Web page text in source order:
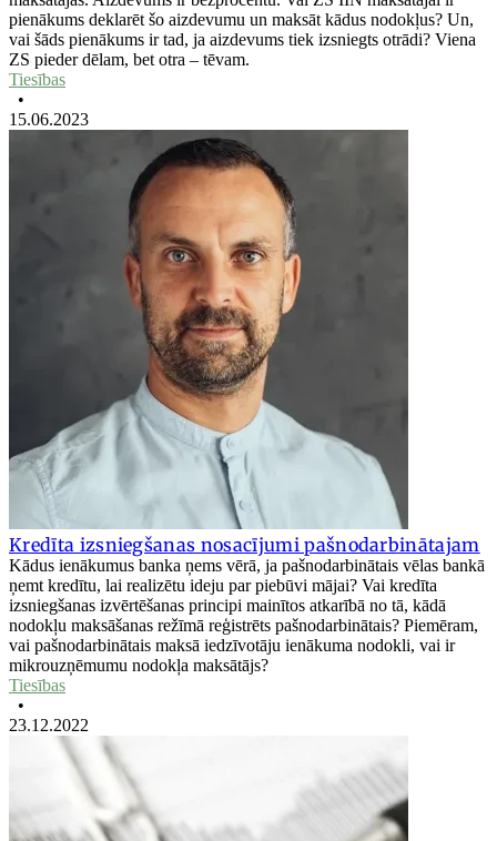
pienākums deklarēt šo aizdevumu un maksāt kādus nodokļus? Un,
vai šāds pienākums ir tad, ja aizdevums tiek izsniegts otrādi? Viena
ZS pieder dēlam, bet otra – tēvam.
Tiesības
•
15.06.2023
Kredīta izsniegšanas nosacījumi pašnodarbinātajam
Kādus ienākumus banka ņems vērā, ja pašnodarbinātais vēlas bankā
ņemt kredītu, lai realizētu ideju par piebūvi mājai? Vai kredīta
izsniegšanas izvērtēšanas principi mainītos atkarībā no tā, kādā
nodokļu maksāšanas režīmā reģistrēts pašnodarbinātais? Piemēram,
vai pašnodarbinātais maksā iedzīvotāju ienākuma nodokli, vai ir
mikrouzņēmumu nodokļa maksātājs?
Tiesības
•
23.12.2022